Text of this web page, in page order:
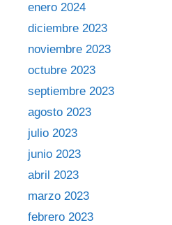
enero 2024
diciembre 2023
noviembre 2023
octubre 2023
septiembre 2023
agosto 2023
julio 2023
junio 2023
abril 2023
marzo 2023
febrero 2023